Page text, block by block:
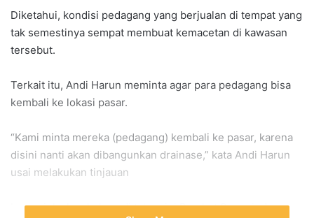
Diketahui, kondisi pedagang yang berjualan di tempat yang
tak semestinya sempat membuat kemacetan di kawasan
tersebut.
Terkait itu, Andi Harun meminta agar para pedagang bisa
kembali ke lokasi pasar.
“Kami minta mereka (pedagang) kembali ke pasar, karena
disini nanti akan dibangunkan drainase,” kata Andi Harun
usai melakukan tinjauan
Ia menjelaskan bahwa di tahun ini Pemkot Samarinda